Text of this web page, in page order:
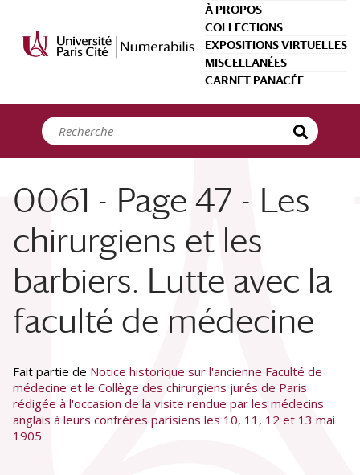
À PROPOS
COLLECTIONS
EXPOSITIONS VIRTUELLES
MISCELLANÉES
CARNET PANACÉE
0061 - Page 47 - Les
chirurgiens et les
barbiers. Lutte avec la
faculté de médecine
Fait partie de Notice historique sur l'ancienne Faculté de
médecine et le Collège des chirurgiens jurés de Paris
rédigée à l'occasion de la visite rendue par les médecins
anglais à leurs confrères parisiens les 10, 11, 12 et 13 mai
1905